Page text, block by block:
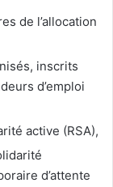
de l’allocation
inscrits
d’emploi
active (RSA),
d’attente